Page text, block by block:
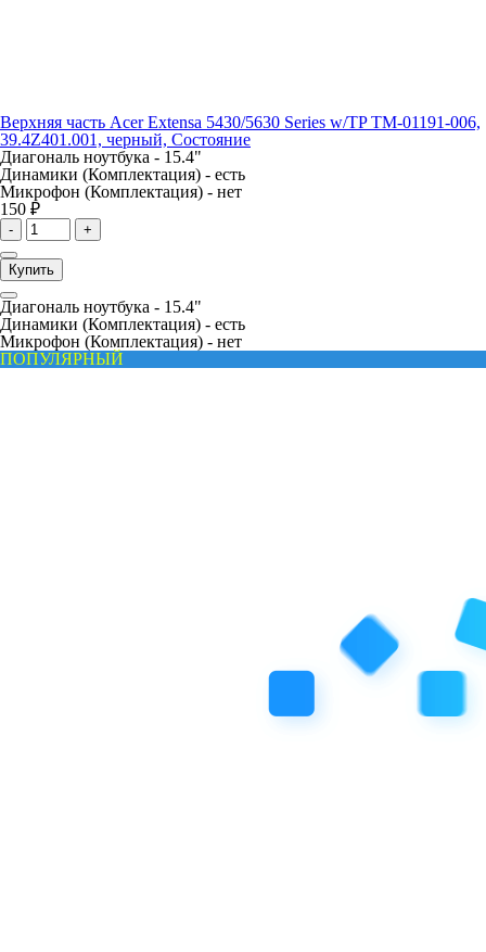
Верхняя часть Acer Extensa 5430/5630 Series w/TP TM-01191-006,
39.4Z401.001, черный, Состояние
Диагональ ноутбука - 15.4"
Динамики (Комплектация) - есть
Микрофон (Комплектация) - нет
150 ₽
- +
Купить
Диагональ ноутбука - 15.4"
Динамики (Комплектация) - есть
Микрофон (Комплектация) - нет
ПОПУЛЯРНЫЙ